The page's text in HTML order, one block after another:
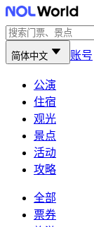
简体中文 账号
公演
住宿
观光
景点
活动
攻略
全部
票券